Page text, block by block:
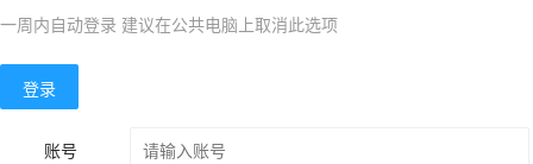
一周内自动登录 建议在公共电脑上取消此选项
登录
账号